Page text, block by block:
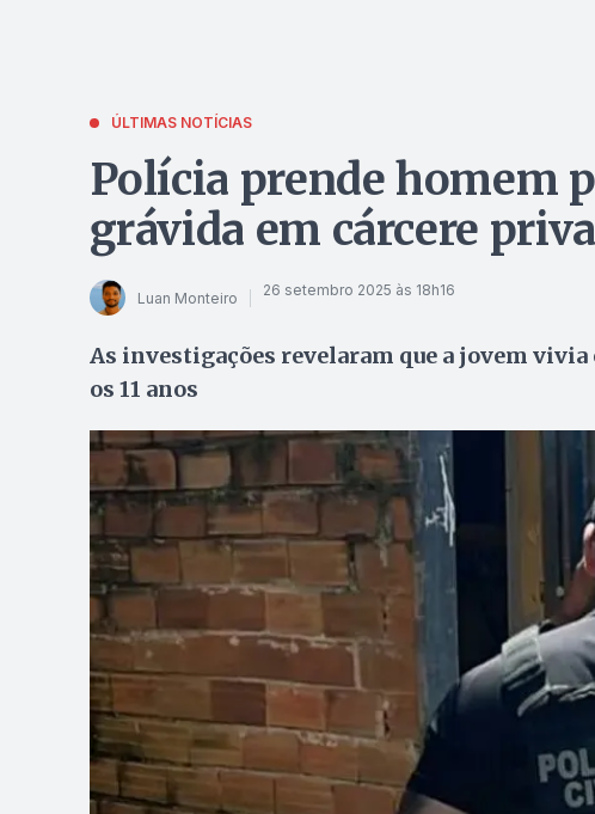
ÚLTIMAS NOTÍCIAS
Polícia prende homem
grávida em cárcere
Luan Monteiro 26 setembro 2025 às 18h16
As investigações revelaram que a jovem
os 11 anos